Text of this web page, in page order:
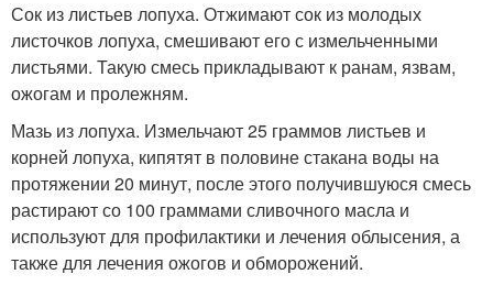
Сок из листьев лопуха. Отжимают сок из молодых
листочков лопуха, смешивают его с измельченными
листьями. Такую смесь прикладывают к ранам, язвам,
ожогам и пролежням.
Мазь из лопуха. Измельчают 25 граммов листьев и
корней лопуха, кипятят в половине стакана воды на
протяжении 20 минут, после этого получившуюся смесь
растирают со 100 граммами сливочного масла и
используют для профилактики и лечения облысения, а
также для лечения ожогов и обморожений.